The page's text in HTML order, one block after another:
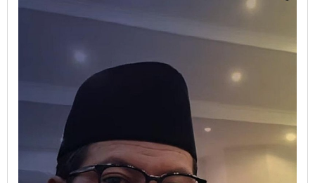
Permintaan